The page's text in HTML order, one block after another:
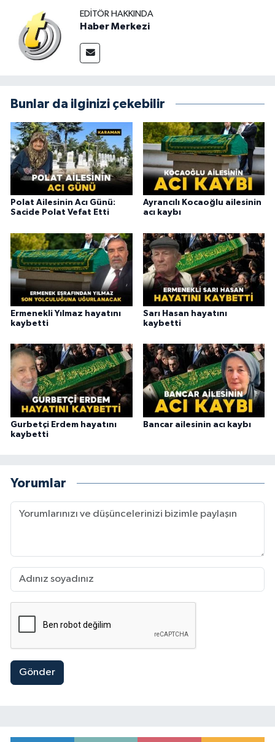
EDITÖR HAKKINDA
Haber Merkezi
Bunlar da ilginizi çekebilir
Polat Ailesinin Acı Günü:
Sacide Polat Vefat Etti
Ayrancılı Kocaoğlu ailesinin
acı kaybı
Ermenekli Yılmaz hayatını
kaybetti
Sarı Hasan hayatını
kaybetti
Gurbetçi Erdem hayatını
kaybetti
Bancar ailesinin acı kaybı
Yorumlar
Gönder